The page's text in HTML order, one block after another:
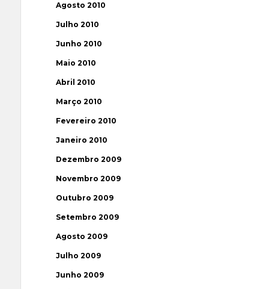
Agosto 2010
Julho 2010
Junho 2010
Maio 2010
Abril 2010
Março 2010
Fevereiro 2010
Janeiro 2010
Dezembro 2009
Novembro 2009
Outubro 2009
Setembro 2009
Agosto 2009
Julho 2009
Junho 2009